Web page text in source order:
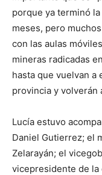
porque ya terminó
meses, pero
con las aulas
mineras radicadas
hasta que vuelvan a
provincia y volverán
Lucía estuvo
Daniel Gutierrez; el
Zelarayán; el
vicepresidente de la